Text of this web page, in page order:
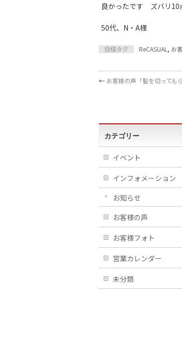
良かったです ズバリ10
50代、N・A様
投稿タグ ReCASUAL , お
← お客様の声「髪を切っても
カテゴリー
イベント
インフォメーション
お知らせ
お客様の声
お客様フォト
営業カレンダー
未分類